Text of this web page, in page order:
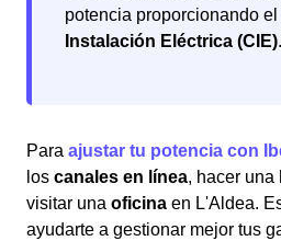
potencia proporcionando el
Instalación Eléctrica (CIE).
Para ajustar tu potencia con
los canales en línea, hacer una
visitar una oficina en L'Aldea.
ayudarte a gestionar mejor tus